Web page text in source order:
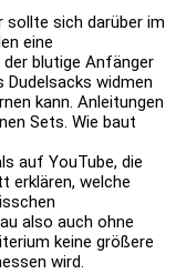
sollte sich darüber im
eine
blutige Anfänger
widmen
kann. Anleitungen
Sets. Wie baut
auf YouTube, die
erklären, welche
also auch ohne
keine größere
wird.